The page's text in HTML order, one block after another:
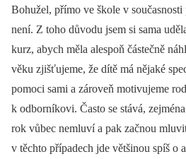
Bohužel, přímo ve škole v
není. Z toho důvodu jsem si sama
kurz, abych měla alespoň částečně
věku zjišťujeme, že dítě má nějaké
pomoci sami a zároveň motivujeme
k odborníkovi. Často se stává,
rok vůbec nemluví a pak začnou
v těchto případech jde většinou spíš o